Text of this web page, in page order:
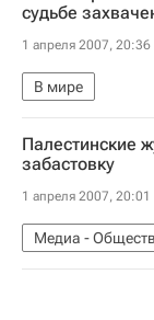
судьбе
1 апреля 2007, 20:36
В мире
Палестинские
забастовку
1 апреля 2007, 20:01
Медиа -